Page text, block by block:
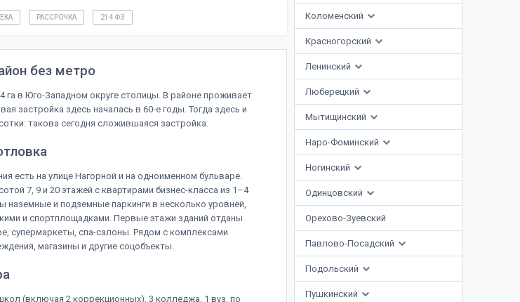
Коломенский
Красногорский
Ленинский
Люберецкий
Мытищинский
Наро-Фоминский
Ногинский
Одинцовский
Орехово-Зуевский
Павлово-Посадский
Подольский
Пушкинский
РАССРОЧКА 214 ФЗ
без метро
в Юго-Западном округе столицы. В районе проживает
застройка здесь началась в 60-е годы. Тогда здесь и
такова сегодня сложившаяся застройка.
есть на улице Нагорной и на одноименном бульваре.
7, 9 и 20 этажей с квартирами бизнес-класса из 1–4
и подземные паркинги в несколько уровней,
и спортплощадками. Первые этажи зданий отданы
супермаркеты, спа-салоны. Рядом с комплексами
магазины и другие соцобъекты.
(включая 2 коррекционных), 3 колледжа, 1 вуз, по